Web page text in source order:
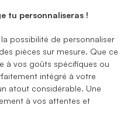
tu personnaliseras !
possibilité de personnaliser
pièces sur mesure. Que ce
à vos goûts spécifiques ou
intégré à votre
atout considérable. Une
à vos attentes et